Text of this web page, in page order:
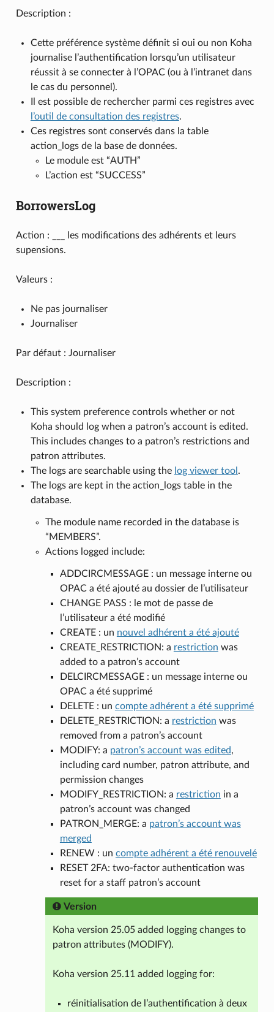
Description :
Cette préférence système définit si oui ou non Koha
journalise l’authentification lorsqu’un utilisateur
réussit à se connecter à l’OPAC (ou à l’intranet dans
le cas du personnel).
Il est possible de rechercher parmi ces registres avec
l’outil de consultation des registres.
Ces registres sont conservés dans la table
action_logs de la base de données.
Le module est “AUTH”
L’action est “SUCCESS”
BorrowersLog
Action : ___ les modifications des adhérents et leurs
supensions.
Valeurs :
Ne pas journaliser
Journaliser
Par défaut : Journaliser
Description :
This system preference controls whether or not
Koha should log when a patron’s account is edited.
This includes changes to a patron’s restrictions and
patron attributes.
The logs are searchable using the log viewer tool .
The logs are kept in the action_logs table in the
database.
The module name recorded in the database is
“MEMBERS”.
Actions logged include:
ADDCIRCMESSAGE : un message interne ou
OPAC a été ajouté au dossier de l’utilisateur
CHANGE PASS : le mot de passe de
l’utilisateur a été modifié
CREATE : un nouvel adhérent a été ajouté
CREATE_RESTRICTION: a restriction was
added to a patron’s account
DELCIRCMESSAGE : un message interne ou
OPAC a été supprimé
DELETE : un compte adhérent a été supprimé
DELETE_RESTRICTION: a restriction was
removed from a patron’s account
MODIFY: a patron’s account was edited,
including card number, patron attribute, and
permission changes
MODIFY_RESTRICTION: a restriction in a
patron’s account was changed
PATRON_MERGE: a patron’s account was
merged
RENEW : un compte adhérent a été renouvelé
RESET 2FA: two-factor authentication was
reset for a staff patron’s account
Version
Koha version 25.05 added logging changes to
patron attributes (MODIFY).
Koha version 25.11 added logging for:
réinitialisation de l’authentification à deux